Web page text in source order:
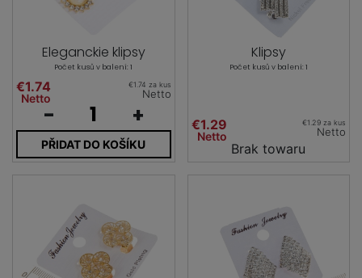
Eleganckie klipsy
Počet kusů v balení: 1
€1.74
Netto
€1.74 za kus
Netto
- +
PŘIDAT DO KOŠÍKU
Klipsy
Počet kusů v balení: 1
€1.29
Netto
€1.29 za kus
Netto
Brak towaru